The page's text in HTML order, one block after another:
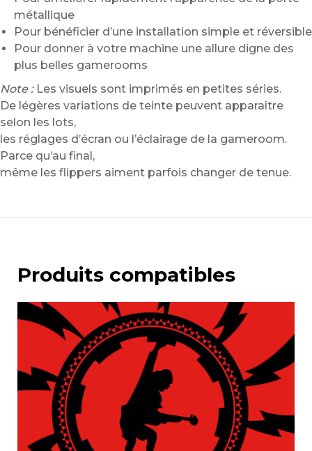
métallique
Pour bénéficier d’une installation simple et réversible
Pour donner à votre machine une allure digne des
plus belles gamerooms
Note :Les visuels sont imprimés en petites séries.
De légères variations de teinte peuvent apparaître
selon les lots,
les réglages d’écran ou l’éclairage de la gameroom.
Parce qu’au final,
même les flippers aiment parfois changer de tenue.
Produits compatibles